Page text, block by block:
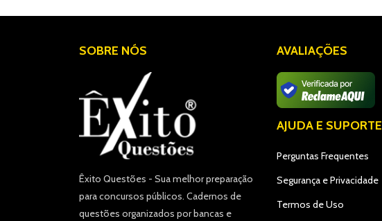
SOBRE NÓS
Êxito Questões - Sua melhor preparação
para concursos públicos. Cadernos de
questões organizados por bancas e
AVALIAÇÕES
AJUDA E SUPORTE
Perguntas Frequentes
Segurança e Privacidade
Termos de Uso